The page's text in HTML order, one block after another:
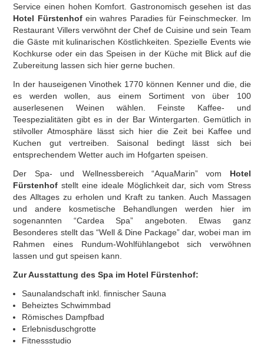
Service einen hohen Komfort. Gastronomisch gesehen ist das
Hotel Fürstenhofein wahres Paradies für Feinschmecker. Im
Restaurant Villers verwöhnt der Chef de Cuisine und sein Team
die Gäste mit kulinarischen Köstlichkeiten. Spezielle Events wie
Kochkurse oder ein das Speisen in der Küche mit Blick auf die
Zubereitung lassen sich hier gerne buchen.
In der hauseigenen Vinothek 1770 können Kenner und die, die
es werden wollen, aus einem Sortiment von über 100
auserlesenen Weinen wählen. Feinste Kaffee- und
Teespezialitäten gibt es in der Bar Wintergarten. Gemütlich in
stilvoller Atmosphäre lässt sich hier die Zeit bei Kaffee und
Kuchen gut vertreiben. Saisonal bedingt lässt sich bei
entsprechendem Wetter auch im Hofgarten speisen.
Der Spa- und Wellnessbereich “AquaMarin” vom Hotel
Fürstenhofstellt eine ideale Möglichkeit dar, sich vom Stress
des Alltages zu erholen und Kraft zu tanken. Auch Massagen
und andere kosmetische Behandlungen werden hier im
sogenannten “Cardea Spa” angeboten. Etwas ganz
Besonderes stellt das “Well & Dine Package” dar, wobei man im
Rahmen eines Rundum-Wohlfühlangebot sich verwöhnen
lassen und gut speisen kann.
Zur Ausstattung des Spa im Hotel Fürstenhof:
Saunalandschaft inkl. finnischer Sauna
Beheiztes Schwimmbad
Römisches Dampfbad
Erlebnisduschgrotte
Fitnessstudio